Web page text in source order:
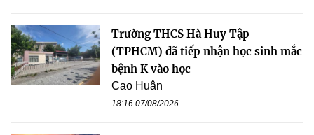
Trường THCS Hà Huy Tập
(TPHCM) đã tiếp nhận học sinh mắc
bệnh K vào học
Cao Huân
18:16 07/08/2026